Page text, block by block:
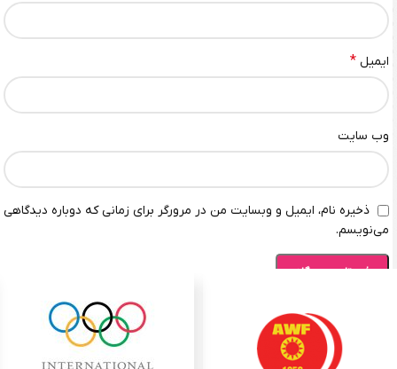
ایمیل *
وب‌ سایت
ذخیره نام، ایمیل و وبسایت من در مرورگر برای زمانی که دوباره دیدگاهی
می‌نویسم.